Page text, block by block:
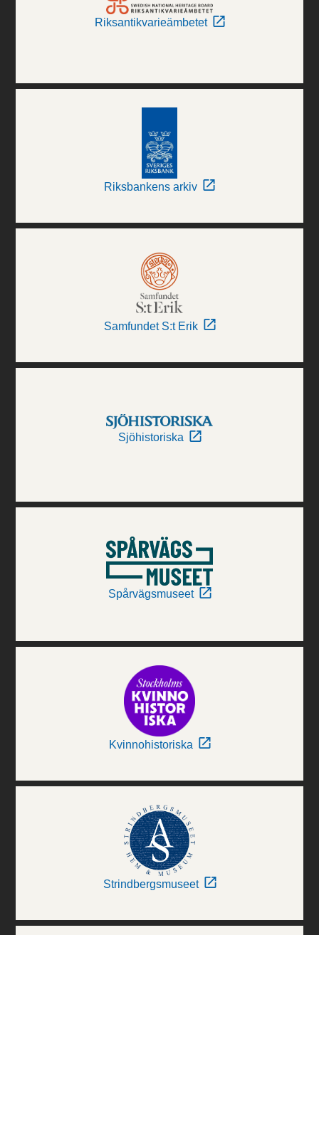
Riksantikvarieämbetet
Riksbankens arkiv
Samfundet S:t Erik
Sjöhistoriska
Spårvägsmuseet
Kvinnohistoriska
Strindbergsmuseet